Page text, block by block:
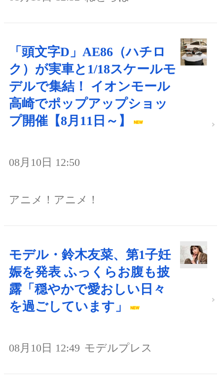
「頭文字D」AE86（ハチロ
ク）が実車と1/18スケールモ
デルで集結！ イオンモール
高崎でポップアップショッ
プ開催【8月11日～】
08月10日 12:50
アニメ！アニメ！
モデル・鈴木友菜、第1子妊
娠を発表 ふっくらお腹も披
露「穏やかで愛おしい日々
を過ごしています」
08月10日 12:49 モデルプレス